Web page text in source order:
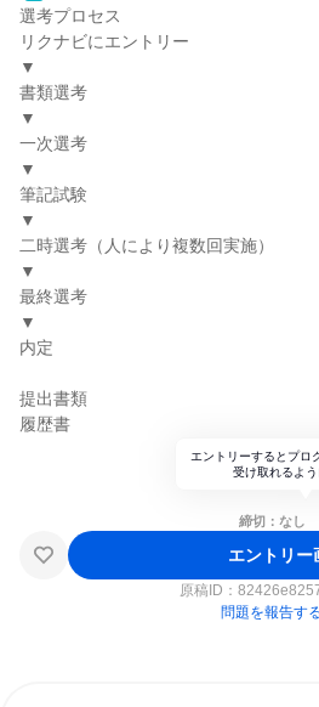
選考プロセス
リクナビにエントリー
▼
書類選考
▼
一次選考
▼
筆記試験
▼
二時選考（人により複数回実施）
▼
最終選考
▼
内定
提出書類
履歴書
エントリーするとプロ
受け取れるよ
締切：なし
エントリー
原稿ID：
問題を報告す